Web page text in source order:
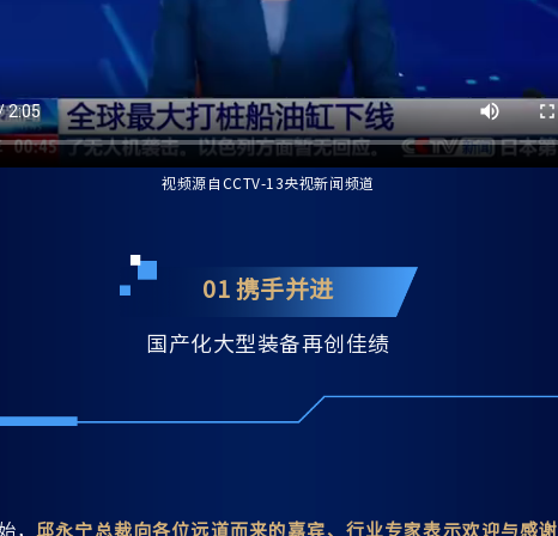
视频源自CCTV-13央视新闻频道
01 携手并进
国产化大型装备再创佳绩
， 邱永宁总裁向各位远道而来的嘉宾、行业专家表示欢迎与感谢